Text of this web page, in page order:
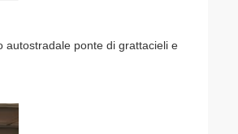
autostradale ponte di grattacieli e